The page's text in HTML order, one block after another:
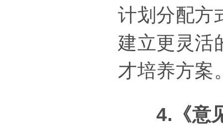
计划分配方
建立更灵活
才培养方案
4.《意